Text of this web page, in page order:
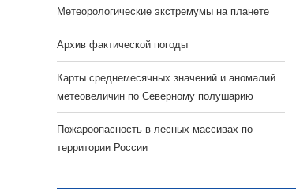
Метеорологические экстремумы на планете
Архив фактической погоды
Карты среднемесячных значений и аномалий
метеовеличин по Северному полушарию
Пожароопасность в лесных массивах по
территории России